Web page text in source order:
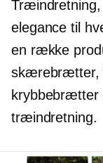
elegance til
en række
skærebrætter,
træindretning.